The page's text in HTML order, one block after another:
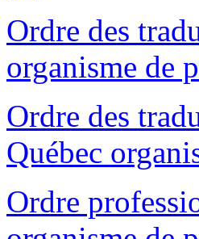
Ordre des
organisme de
Ordre des
Québec
Ordre